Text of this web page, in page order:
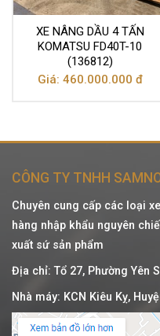
XE NÂNG DẦU 4 TẤN
KOMATSU FD40T-10
(136812)
Giá: 460.000.000 đ
CÔNG TY TNHH
Chuyên cung cấp các loại
hàng nhập khẩu nguyên
xuất sứ sản phẩm
Địa chỉ: Tổ 27, Phường Yên
Nhà máy: KCN Kiêu Kỵ,